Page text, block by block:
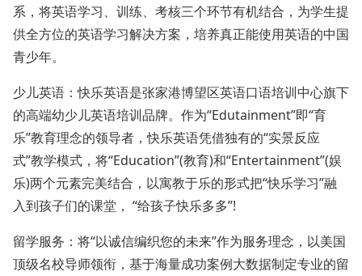
系，将英语学习、训练、考核三个环节有机结合，为学生提
供全方位的英语学习解决方案，培养真正能使用英语的中国
青少年。
少儿英语：快乐英语是张家港博望区英语口语培训中心旗下
的高端幼少儿英语培训品牌。作为“Edutainment”即“育
乐”教育理念的领导者，快乐英语凭借独有的“实景反应
式”教学模式，将“Education”(教育)和“Entertainment”(娱
乐)两个元素完美结合，以寓教于乐的形式把“快乐学习”融
入到孩子们的课堂， “给孩子快乐多多”!
留学服务：将“以诚信编织您的未来”作为服务理念，以美国
顶级名校导师领衔，基于海量成功案例大数据制定专业的留